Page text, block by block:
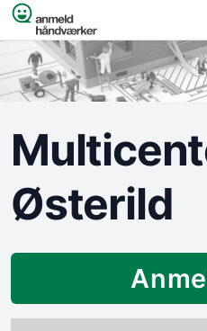
Spring til indhold
Østerild